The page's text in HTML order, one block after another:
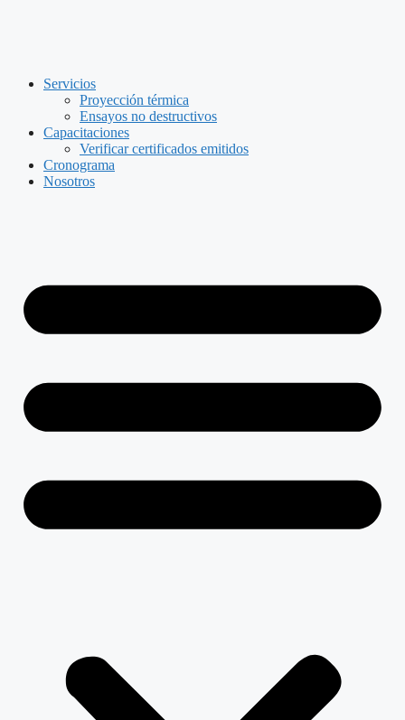
Servicios
Proyección térmica
Ensayos no destructivos
Capacitaciones
Verificar certificados emitidos
Cronograma
Nosotros